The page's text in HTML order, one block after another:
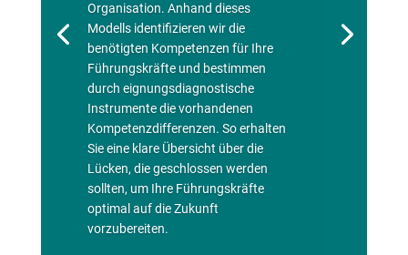
Organisation. Anhand dieses
Modells identifizieren wir die
benötigten Kompetenzen für Ihre
Führungskräfte und bestimmen
durch eignungsdiagnostische
Instrumente die vorhandenen
Kompetenzdifferenzen. So erhalten
Sie eine klare Übersicht über die
Lücken, die geschlossen werden
sollten, um Ihre Führungskräfte
optimal auf die Zukunft
vorzubereiten.